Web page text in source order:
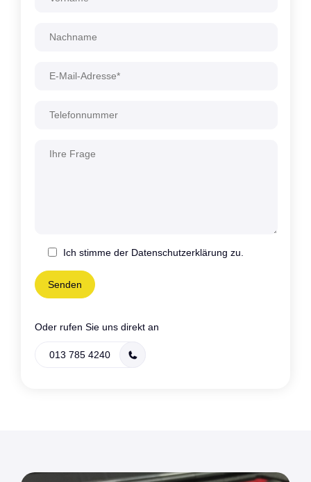
Ich stimme der Datenschutzerklärung zu.
Oder rufen Sie uns direkt an
013 785 4240